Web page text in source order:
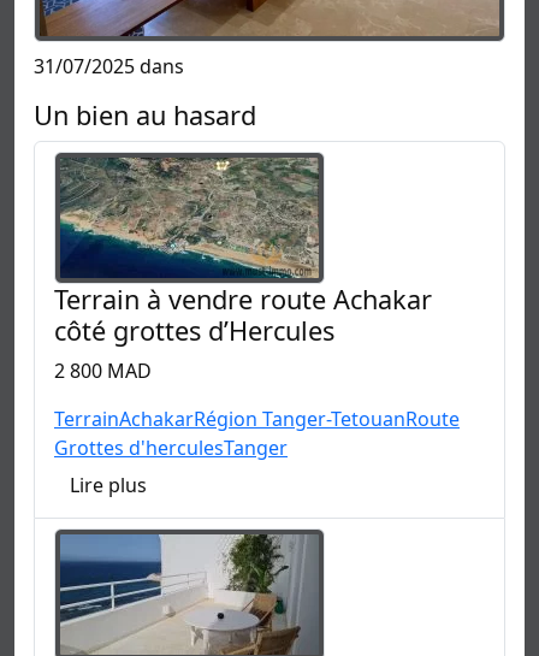
31/07/2025 dans
Un bien au hasard
Terrain à vendre route Achakar
côté grottes d’Hercules
2 800 MAD
TerrainAchakarRégion Tanger-TetouanRoute
Grottes d'herculesTanger
Lire plus